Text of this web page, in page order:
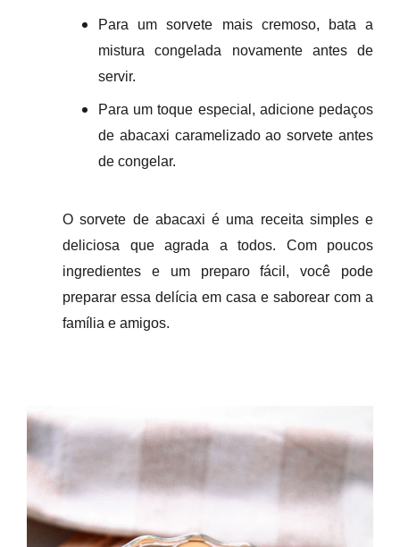
Para umsorvete mais cremoso, bata a
mistura congelada novamente antes de
servir.
Para um toque especial, adicione pedaços
de abacaxi caramelizadoao sorvete antes
de congelar.
O sorvete de abacaxi é uma receita simples e
deliciosa que agrada a todos. Com poucos
ingredientes e um preparo fácil, você pode
preparar essa delícia em casa e saborear com a
família e amigos.